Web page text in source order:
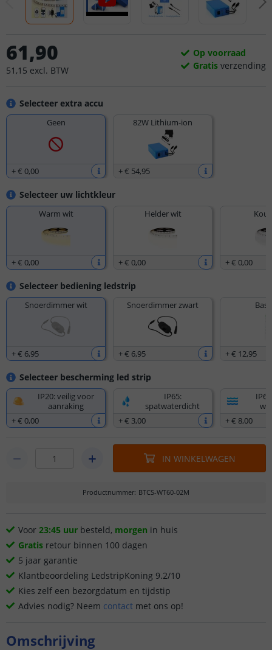
Selecteer extra accu
Geen
+€ 0,00
82W Lithium-ion
+€ 54,95
Selecteer uw lichtkleur
Warm wit
+€ 0,00
Helder wit
+€ 0,00 +€ 0,00
Selecteer bediening ledstrip
Snoerdimmer wit
+€ 6,95
Snoerdimmer zwart
+€ 6,95 +€ 12,95
Selecteer bescherming led strip
IP20: veilig voor
aanraking
+€ 0,00
IP65:
spatwaterdicht
+€ 3,00
+€ 8,00
61,90
51 ,15 excl. BTW
Op voorraad
Gratis verzending
IN WINKELWAGEN
Productnummer: BTCS-WT60-02M
Voor 23:45 uur besteld, morgen in huis
Gratis retour binnen 100 dagen
5 jaar garantie
Klantbeoordeling LedstripKoning 9.2/10
Kies zelf een bezorgdatum en tijdstip
Advies nodig? Neem contact met ons op!
Omschrijving